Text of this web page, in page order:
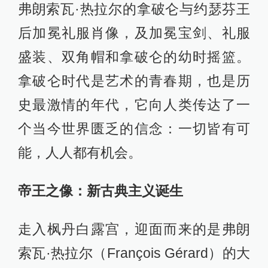
弗朗索瓦·热拉尔的拿破仑与约瑟芬王
后加冕礼服肖像，及加冕宝剑、礼服
盛装、双角帽和拿破仑的幼时摇篮。
拿破仑时代是艺术的青春期，也是历
史最激情的年代，它向人类传达了一
个当今世界匮乏的信念：一切皆有可
能，人人都有机会。
帝王之像：新古典主义诞生
走入枫丹白露宫，迎面而来的是弗朗
索瓦·热拉尔（François Gérard）的大